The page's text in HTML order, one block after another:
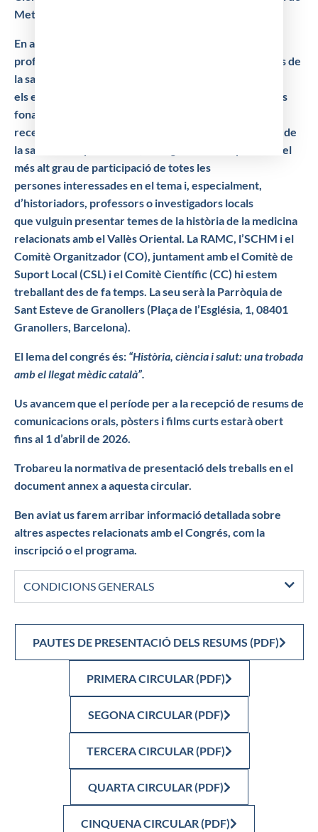
Metges de Barcelona (CoMB) del Vallès Oriental.
En aquest congrés volem posar en contacte tots els
professionals relacionats amb la
medicina i les ciències de
la salut del nostre àmbit, per tal de donar a conèixer
elsestudis històrics més recents. Per aconseguir-ho és
fonamental la participació i l’exposició
recents de recerca històrica en medicina i en ciències de
la salut. Per aquest
motiu, ens agradaria comptar amb el
més alt grau de participació de totes les
persones interessades en el tema i, especialment,
d’historiadors, professors o investigadors locals
que vulguin presentar temes de la història de la medicina
relacionats amb el Vallès Oriental. La RAMC, l’SCHM i el
Comitè Organitzador (CO), juntament amb el Comitè de
Suport Local(CSL) i el Comitè Científic (CC) hi estem
treballant des de fa temps. La seu serà la Parròquiade
Sant Esteve de Granollers (Plaça de l’Església, 1, 08401
Granollers, Barcelona).
El lema del congrés és: “Història, ciència i salut: una trobada
amb el llegat mèdic català”.
Us avancem que el període per a la recepció de resums de
comunicacions orals, pòsters i films curts estarà obert
fins al 1 d’abril de 2026.
Trobareu la normativa de presentació dels treballs en el
document annex a aquesta circular.
Ben aviat us farem arribar informació detallada sobre
altres aspectes relacionats amb el Congrés, com la
inscripció o el programa.
CONDICIONS GENERALS
PAUTES DE PRESENTACIÓ DELS RESUMS (PDF)
PRIMERA CIRCULAR (PDF)
SEGONA CIRCULAR (PDF)
TERCERA CIRCULAR (PDF)
QUARTA CIRCULAR (PDF)
CINQUENA CIRCULAR (PDF)